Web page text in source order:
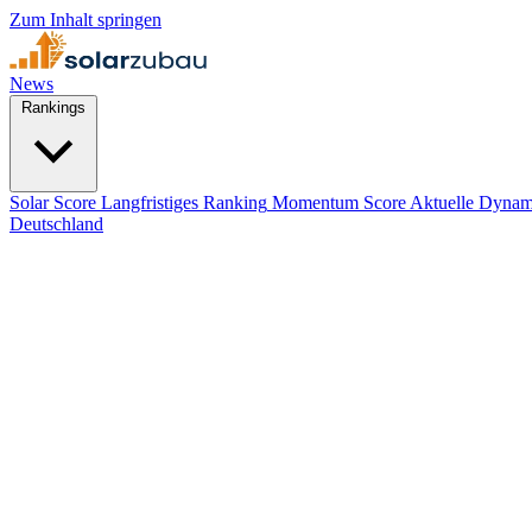
Zum Inhalt springen
News
Solar Score Langfristiges Ranking Momentum Score Aktuelle
Deutschland